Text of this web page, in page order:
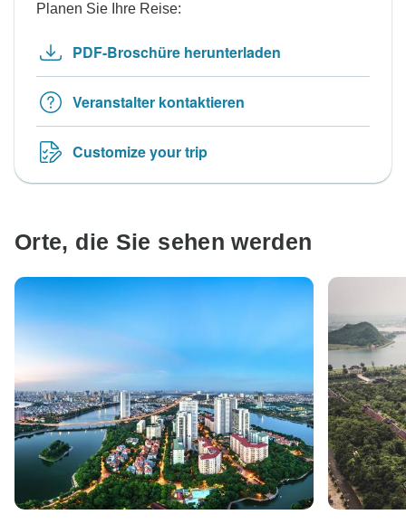
Planen Sie Ihre Reise:
PDF-Broschüre herunterladen
Veranstalter kontaktieren
Customize your trip
Orte, die Sie sehen werden